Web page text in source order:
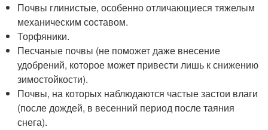
Почвы глинистые, особенно отличающиеся тяжелым
механическим составом.
Торфяники.
Песчаные почвы (не поможет даже внесение
удобрений, которое может привести лишь к снижению
зимостойкости).
Почвы, на которых наблюдаются частые застои влаги
(после дождей, в весенний период после таяния
снега).